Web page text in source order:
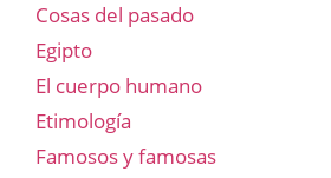
Cosas del pasado
Egipto
El cuerpo humano
Etimología
Famosos y famosas